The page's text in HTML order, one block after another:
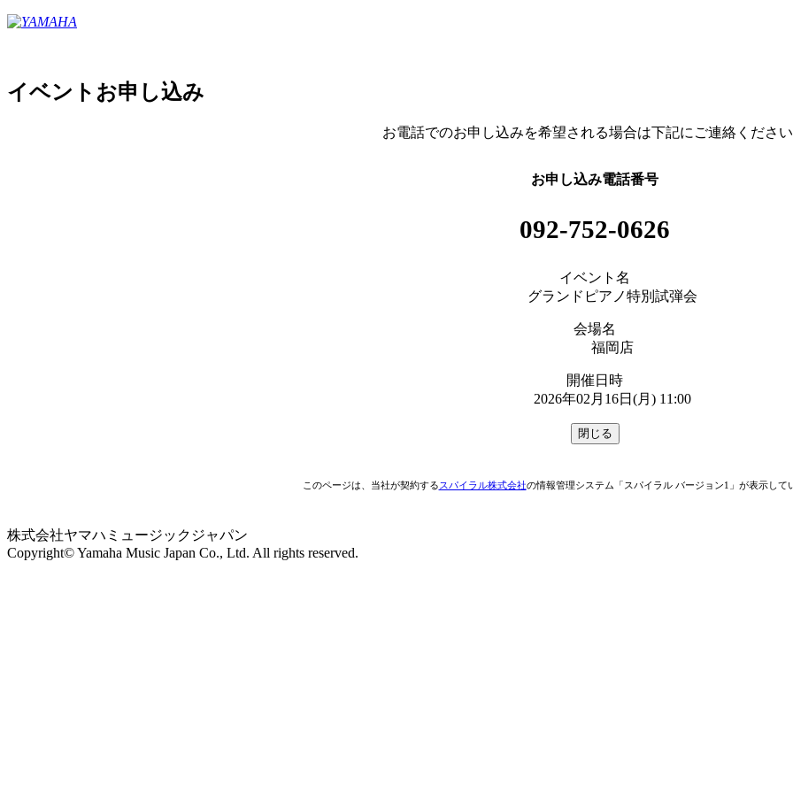
イベントお申し込み
お電話でのお申し込みを希望される場合は下記にご連絡くださ
お申し込み電話番号
092-752-0626
イベント名
グランドピアノ特別試弾会
会場名
福岡店
開催日時
2026年02月16日(月) 11:00
このページは、当社が契約するスパイラル株式会社の情報管理システム「スパイラル バージョン1」が表示して
株式会社ヤマハミュージックジャパン
Copyright© Yamaha Music Japan Co., Ltd. All rights reserved.